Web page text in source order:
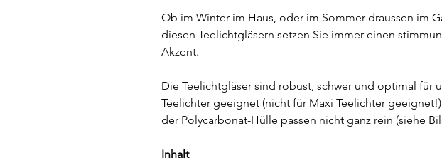
Ob im Winter im Haus, oder im Sommer draussen im
diesen Teelichtgläsern setzen Sie immer einen
Akzent.
Die Teelichtgläser sind robust, schwer und optimal für
Teelichter geeignet (nicht für Maxi Teelichter
der Polycarbonat-Hülle passen nicht ganz rein (siehe
Inhalt